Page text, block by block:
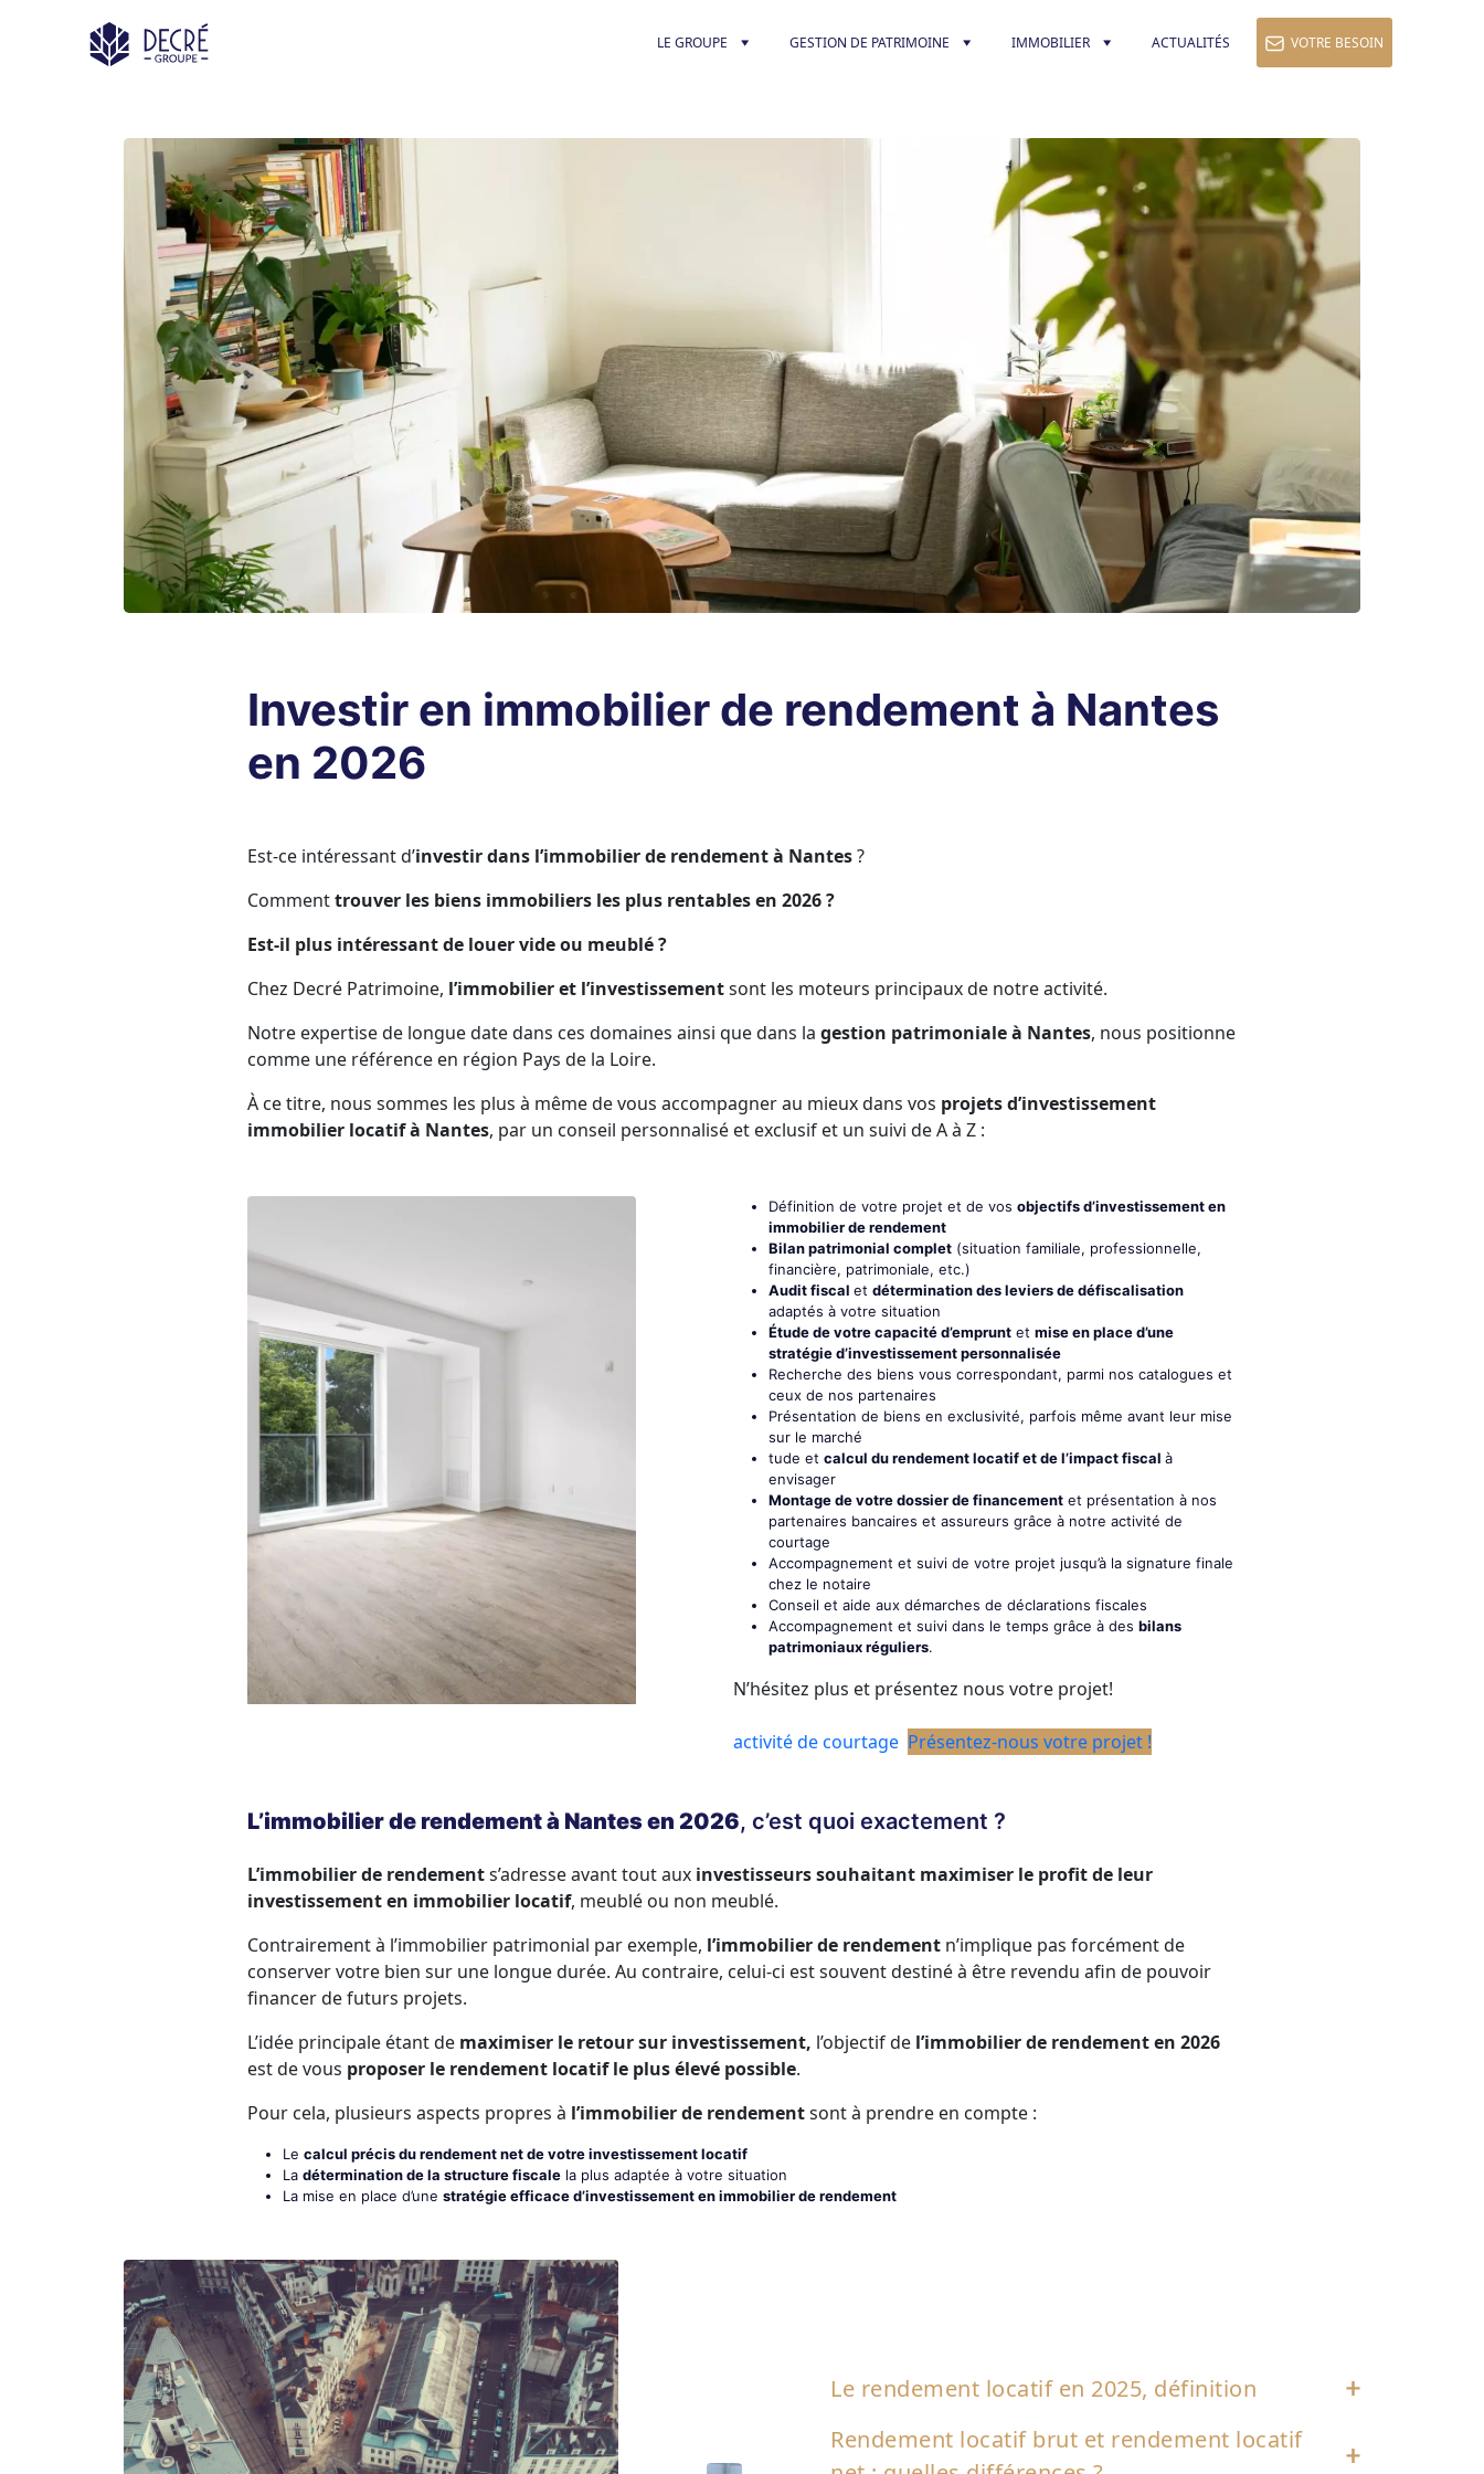
LE GROUPE GESTION DE PATRIMOINE IMMOBILIER ACTUALITÉS VOTRE BESOIN
Investir en immobilier de rendement à Nantes
en 2026
Est-ce intéressant d’investir dans l’immobilier de rendement à Nantes?
Commenttrouver les biens immobiliers les plus rentables en 2026 ?
Est-il plus intéressant de louer vide ou meublé ?
Chez Decré Patrimoine, l’immobilier et l’investissementsont les moteurs principaux de notre activité.
Notre expertise de longue date dans ces domaines ainsi que dans la gestion patrimoniale à Nantes, nous positionne
comme une référence en région Pays de la Loire.
À ce titre, nous sommes les plus à même de vous accompagner au mieux dans vos projets d’investissement
immobilier locatif à Nantes, par un conseil personnalisé et exclusif et un suivi de A à Z :
Définition de votre projet et de vosobjectifs d’investissement en
immobilier de rendement
Bilan patrimonial complet (situation familiale, professionnelle,
financière, patrimoniale, etc.)
Audit fiscaletdétermination des leviers de défiscalisation
adaptés à votre situation
Étude de votre capacité d’emprunt etmise en place d’une
stratégie d’investissement personnalisée
Recherche des biens vous correspondant, parmi nos catalogues et
ceux de nos partenaires
Présentation de biens en exclusivité, parfois même avant leur mise
sur le marché
tude etcalcul du rendement locatif et de l’impact fiscalà
envisager
Montage de votre dossier de financement et présentation à nos
partenaires bancaires et assureurs grâce à notre activité de
courtage
Accompagnement et suivi de votre projet jusqu’à la signature finale
chez le notaire
Conseil et aide aux démarches de déclarations fiscales
Accompagnement et suivi dans le temps grâce à desbilans
patrimoniaux réguliers.
N’hésitez plus et présentez nous votre projet!
activité de courtage Présentez-nous votre projet !
L’immobilier de rendement à Nantes en 2026, c’est quoi exactement ?
L’immobilier de rendements’adresse avant tout aux investisseurs souhaitant maximiser le profit de leur
investissement en immobilier locatif, meublé ou non meublé.
Contrairement à l’immobilier patrimonial par exemple, l’immobilier de rendement n’implique pas forcément de
conserver votre bien sur une longue durée. Au contraire, celui-ci est souvent destiné à être revendu afin de pouvoir
financer de futurs projets.
L’idée principale étant de maximiser le retour sur investissement, l’objectif de l’immobilier de rendement en 2026
est de vous proposer le rendement locatif le plus élevé possible.
Pour cela, plusieurs aspects propres à l’immobilier de rendementsont à prendre en compte :
Le calcul précis du rendement net de votre investissement locatif
La détermination de la structure fiscale la plus adaptée à votre situation
La mise en place d’une stratégie efficace d’investissement en immobilier de rendement
Le rendement locatif en 2025, définition
Le rendement locatif correspond à la performance des revenus
générés par la location de votre bien immobilier. Son calcul
Rendement locatif brut et rendement locatif